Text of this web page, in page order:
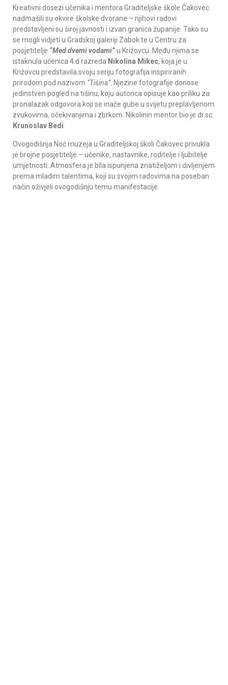
Kreativni dosezi učenika i mentora Graditeljske škole Čakovec
nadmašili su okvire školske dvorane – njihovi radovi
predstavljeni su široj javnosti i izvan granica županije. Tako su
se mogli vidjeti u Gradskoj galeriji Zabok te u Centru za
posjetitelje “Med dvemi vodami”u Križovcu. Među njima se
istaknula učenica 4.d razreda Nikolina Mikec, koja je u
Križovcu predstavila svoju seriju fotografija inspiriranih
prirodom pod nazivom “Tišina”. Njezine fotografije donose
jedinstven pogled na tišinu, koju autorica opisuje kao priliku za
pronalazak odgovora koji se inače gube u svijetu preplavljenom
zvukovima, očekivanjima i zbrkom. Nikolinin mentor bio je dr.sc.
Krunoslav Bedi.
Ovogodišnja Noć muzeja u Graditeljskoj školi Čakovec privukla
je brojne posjetitelje – učenike, nastavnike, roditelje i ljubitelje
umjetnosti. Atmosfera je bila ispunjena znatiželjom i divljenjem
prema mladim talentima, koji su svojim radovima na poseban
način oživjeli ovogodišnju temu manifestacije.